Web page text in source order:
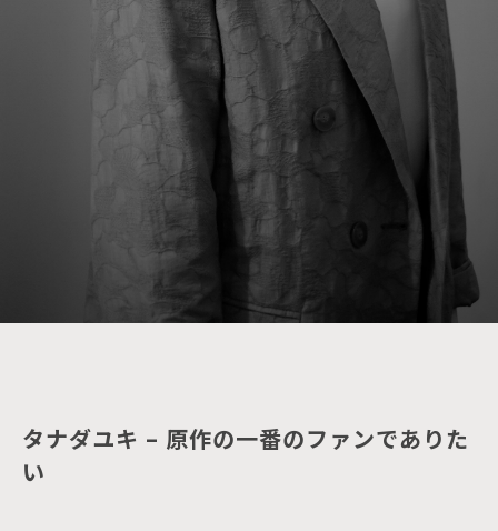
タナダユキ – 原作の一番のファンでありた
い